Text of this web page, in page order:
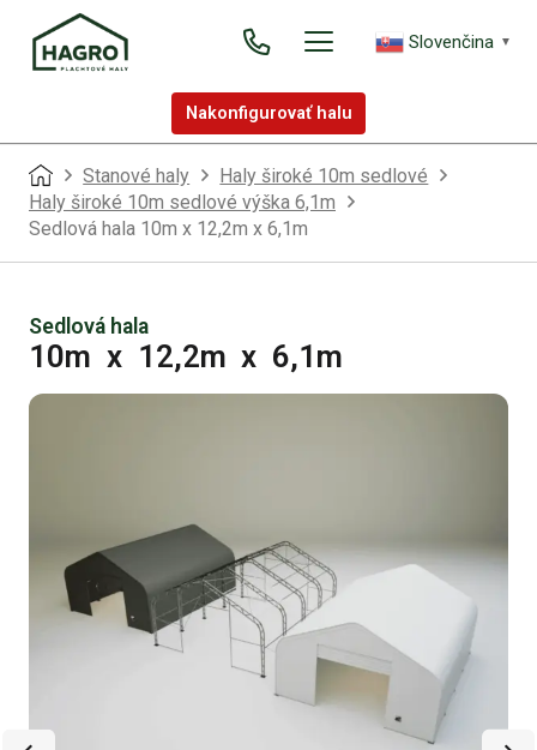
Slovenčina ▼
Nakonfigurovať halu
Stanové haly
Haly široké 10m sedlové
Haly široké 10m sedlové výška 6,1m
Sedlová hala 10m x 12,2m x 6,1m
Sedlová hala
10m x 12,2m x 6,1m